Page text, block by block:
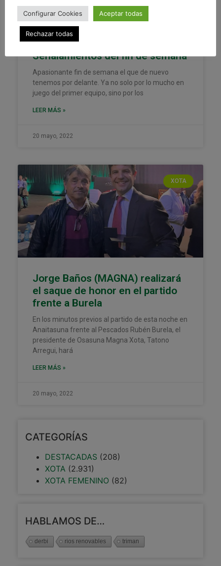
Señalamientos del fin de semana
Apasionante fin de semana el que de nuevo
tenemos por delante. Ya no solo por lo mucho en
juego del primer equipo, sino por los
LEER MÁS »
20 mayo, 2022
XOTA
Jorge Baños (MAGNA) realizará
el saque de honor en el partido
frente a Burela
En los minutos previos al partido de esta noche en
Anaitasuna frente al Pescados Rubén Burela, el
presidente de Osasuna Magna Xota, Tatono
Arregui, hará
LEER MÁS »
20 mayo, 2022
CATEGORÍAS
DESTACADAS (208)
XOTA(2.931)
XOTA FEMENINO (82)
HABLAMOS DE…
derbi rios renovables triman
Configurar Cookies Aceptar todas
Rechazar todas